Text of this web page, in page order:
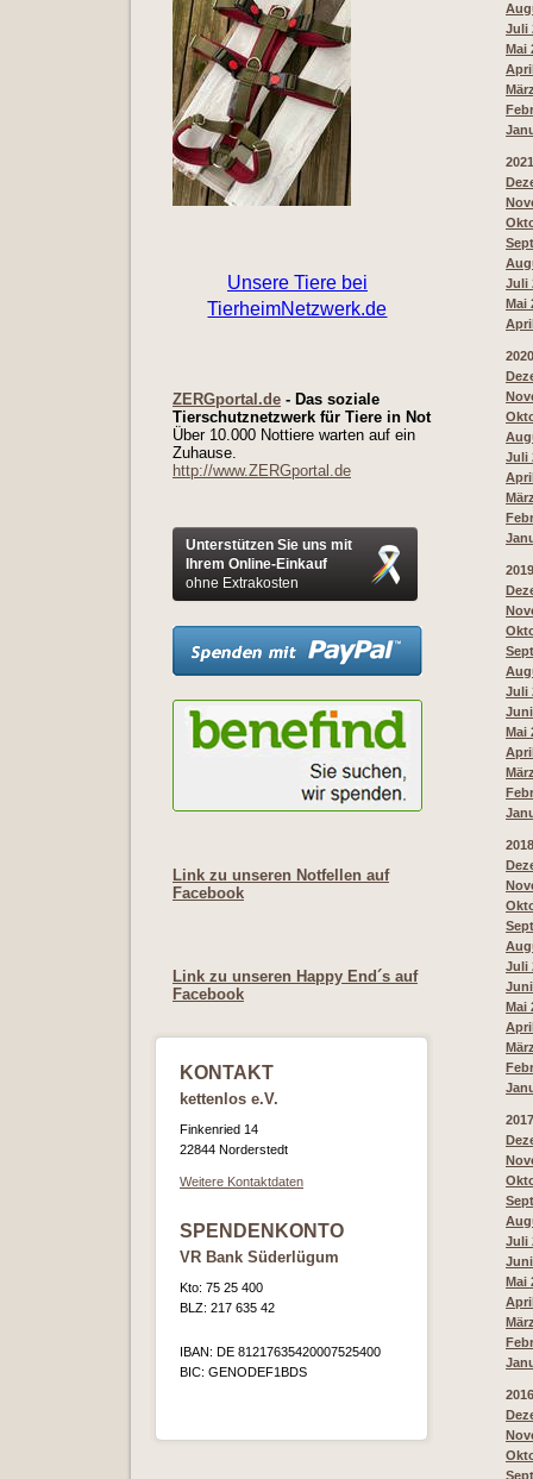
ZERGportal.de - Das soziale
Tierschutznetzwerk für Tiere in Not
Über 10.000 Nottiere warten auf ein
Zuhause.
http://www.ZERGportal.de
Unterstützen Sie uns mit
Ihrem Online-Einkauf
ohne Extrakosten
Link zu unseren Notfellen auf
Facebook
Link zu unseren Happy End´s auf
Facebook
KONTAKT
kettenlos e.V.
Finkenried 14
22844 Norderstedt
Weitere Kontaktdaten
SPENDENKONTO
VR Bank Süderlügum
Kto: 75 25 400
BLZ: 217 635 42
IBAN: DE 81217635420007525400
BIC: GENODEF1BDS
Juli
Mai
2021
Juli
Mai
2020
Juli
2019
Juli
Mai
2018
Juli
Mai
2017
Juli
Mai
2016